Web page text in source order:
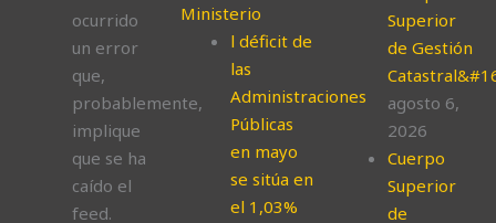
ocurrido
un error
que,
probablemente,
implique
que se ha
caído el
feed.
Ministerio
l déficit de
las
Administraciones
Públicas
en mayo
se sitúa en
el 1,03%
Superior
de Gestión
agosto 6,
2026
Cuerpo
Superior
de